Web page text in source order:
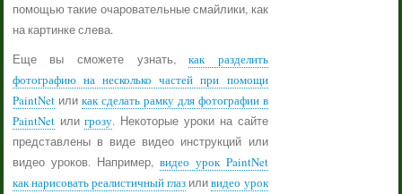
помощью такие очаровательные смайлики, как
на картинке слева.
Еще вы сможете узнать,как разделить
фотографию на несколько частей при помощи
PaintNetили как сделать рамку для фотографии в
PaintNetилигрозу. Некоторые уроки на сайте
представлены в виде видео инструкций или
видео уроков. Например, видео урок PaintNet
как нарисовать реалистичный глаз иливидео урок